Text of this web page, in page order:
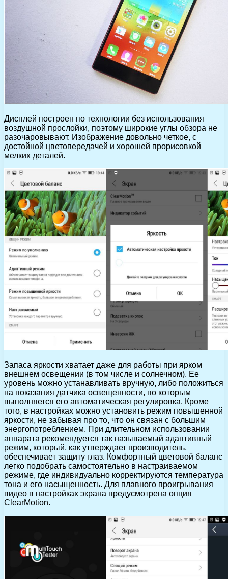
Дисплей построен по технологии без использования
воздушной прослойки, поэтому широкие углы обзора не
разочаровывают. Изображение довольно четкое, с
достойной цветопередачей и хорошей прорисовкой
мелких деталей.
Запаса яркости хватает даже для работы при ярком
внешнем освещении (в том числе и солнечном). Ее
уровень можно устанавливать вручную, либо положиться
на показания датчика освещенности, по которым
выполняется его автоматическая регулировка. Кроме
того, в настройках можно установить режим повышенной
яркости, не забывая про то, что он связан с большим
энергопотреблением. При длительном использовании
аппарата рекомендуется так называемый адаптивный
режим, который, как утверждает производитель,
обеспечивает защиту глаз. Комфортный цветовой баланс
легко подобрать самостоятельно в настраиваемом
режиме, где индивидуально корректируются температура
тона и его насыщенность. Для плавного проигрывания
видео в настройках экрана предусмотрена опция
ClearMotion.